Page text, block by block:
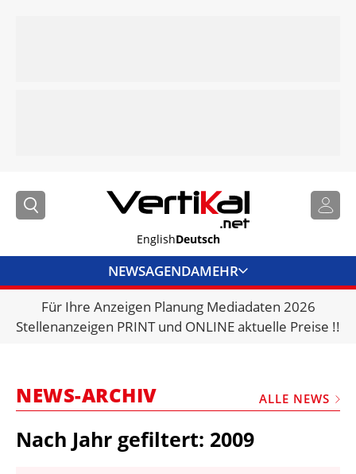
EnglishDeutsch
NEWSAGENDAMEHR
BRANCHENLINKS
VERMIETER
MARKTPLATZ
Für Ihre Anzeigen Planung Mediadaten 2026
Stellenanzeigen PRINT und ONLINE aktuelle Preise !!
NEWS-ARCHIV ALLE NEWS
Nach Jahr gefiltert: 2009